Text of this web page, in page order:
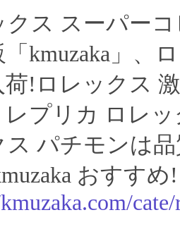
クス スーパー
kmuzaka」、
荷!ロレックス
レプリカ ロレ
ス パチモンは
おすすめ!